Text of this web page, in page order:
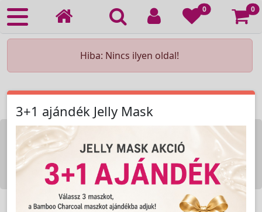
0 0
Hiba: Nincs ilyen oldal!
KOZMETIKAI KÉSZÜLÉK BÉRLÉS
KEZDŐLAP
ELÉRHETŐSÉG
RENDELÉSI FELTÉTELEK
Copyright © 2009-2026 All Rights Reserved.
3+1 ajándék Jelly Mask